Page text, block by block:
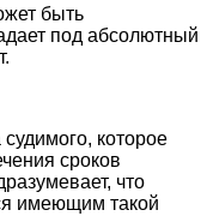
быть
под абсолютный
которое
сроков
что
имеющим такой